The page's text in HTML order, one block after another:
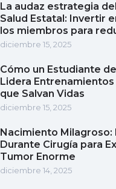
La audaz estrategia
Salud Estatal: Invertir
los miembros para
diciembre 15, 2025
Cómo un Estudiante
Lidera
que Salvan Vidas
diciembre 15, 2025
Nacimiento Milagroso:
Durante Cirugía para
Tumor Enorme
diciembre 14, 2025